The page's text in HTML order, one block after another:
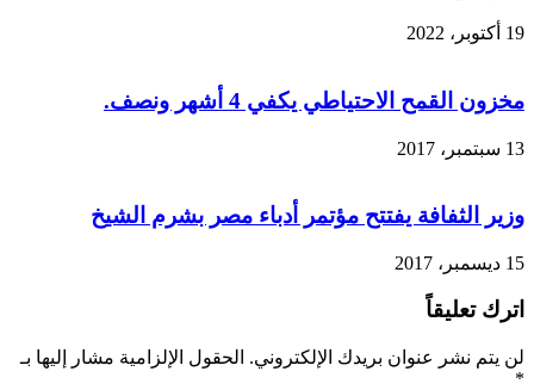
19 أكتوبر، 2022
مخزون القمح الاحتياطي يكفي 4 أشهر ونصف.
13 سبتمبر، 2017
وزير الثفافة يفتتح مؤتمر أدباء مصر بشرم الشيخ
15 ديسمبر، 2017
اترك تعليقاً
لن يتم نشر عنوان بريدك الإلكتروني. الحقول الإلزامية مشار إليها بـ
*